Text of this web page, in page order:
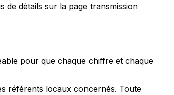
de détails sur la page transmission
pour que chaque chiffre et chaque
référents locaux concernés. Toute